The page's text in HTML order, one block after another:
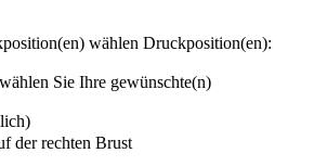
wählen Druckposition(en):
Sie Ihre gewünschte(n)
der rechten Brust